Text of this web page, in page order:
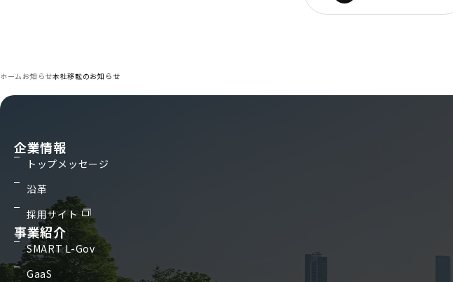
ホーム お知らせ本社移転のお知らせ
企業情報
トップメッセージ
沿革
採用サイト
事業紹介
SMART L-Gov
GaaS